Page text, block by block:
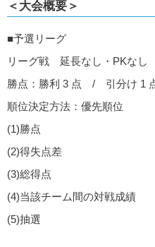
＜大会概要＞
■予選リーグ
リーグ戦 延長なし・PKなし
勝点：勝利 3 点 / 引分け
順位決定方法：優先順位
(1)勝点
(2)得失点差
(3)総得点
(4)当該チーム間の対戦成績
(5)抽選